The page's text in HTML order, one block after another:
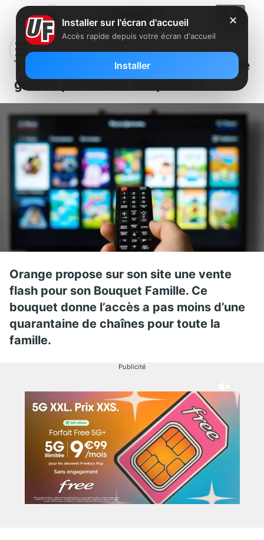
TV d’Orange : lancement d’une
grosse promotion temporaire
Orange propose sur son site une vente
flash pour son Bouquet Famille. Ce
bouquet donne l’accès a pas moins d’une
quarantaine de chaînes pour toute la
famille.
Publicité
✕
Installer sur l'écran d'accueil
Accès rapide depuis votre écran d'accueil
Installer